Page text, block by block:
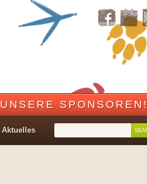
UNSERE SPONSOREN!
Aktuelles